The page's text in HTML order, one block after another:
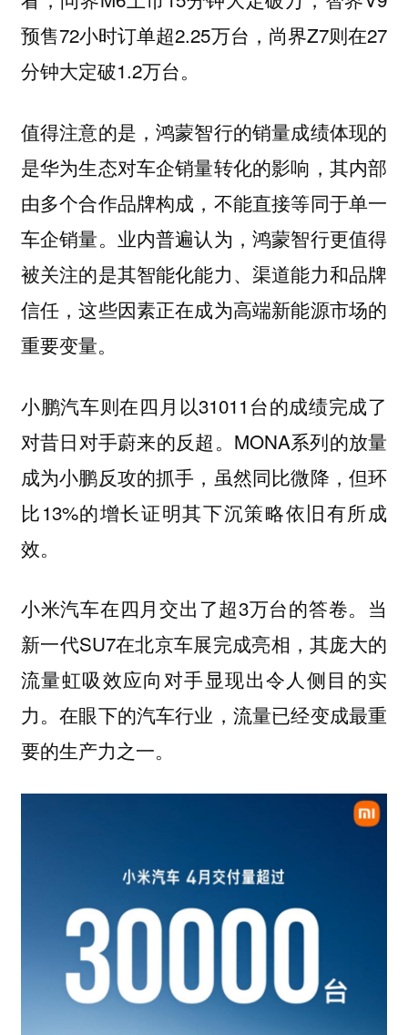
预售72小时订单超2.25万台，尚界Z7则在27
分钟大定破1.2万台。
值得注意的是，鸿蒙智行的销量成绩体现的
是华为生态对车企销量转化的影响，其内部
由多个合作品牌构成，不能直接等同于单一
车企销量。业内普遍认为，鸿蒙智行更值得
被关注的是其智能化能力、渠道能力和品牌
信任，这些因素正在成为高端新能源市场的
重要变量。
小鹏汽车则在四月以31011台的成绩完成了
对昔日对手蔚来的反超。MONA系列的放量
成为小鹏反攻的抓手，虽然同比微降，但环
比13%的增长证明其下沉策略依旧有所成
效。
小米汽车在四月交出了超3万台的答卷。当
新一代SU7在北京车展完成亮相，其庞大的
流量虹吸效应向对手显现出令人侧目的实
力。在眼下的汽车行业，流量已经变成最重
要的生产力之一。